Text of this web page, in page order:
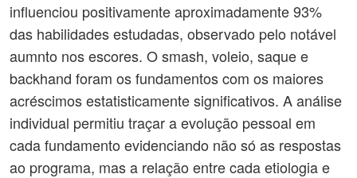
influenciou positivamente aproximadamente 93%
das habilidades estudadas, observado pelo notável
aumnto nos escores. O smash, voleio, saque e
backhand foram os fundamentos com os maiores
acréscimos estatisticamente significativos. A análise
individual permitiu traçar a evolução pessoal em
cada fundamento evidenciando não só as respostas
ao programa, mas a relação entre cada etiologia e